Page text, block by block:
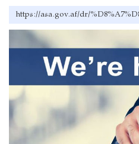
https://asa.gov.af/dr/